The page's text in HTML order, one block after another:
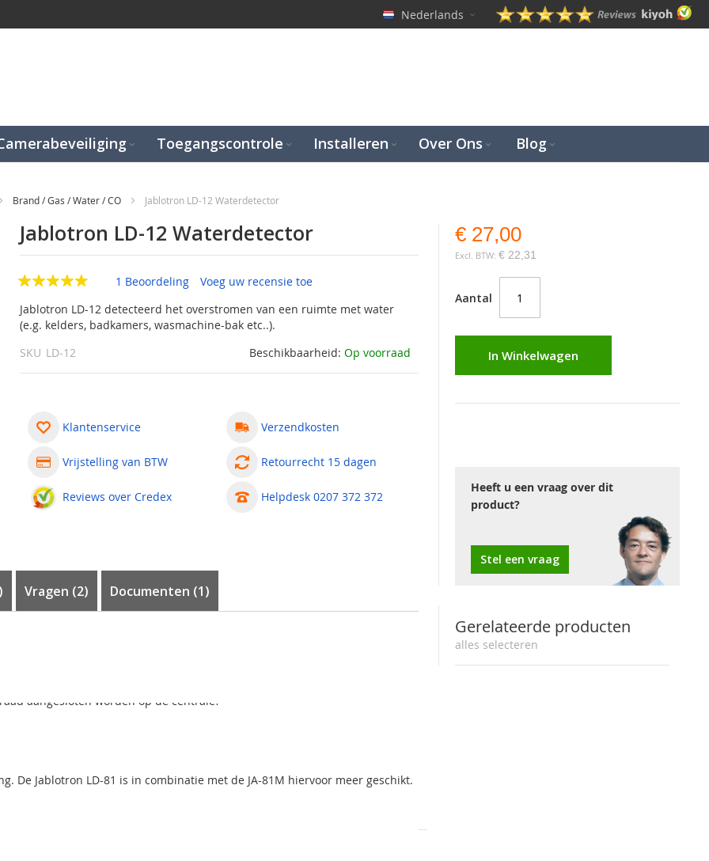
Nederlands
Toegangscontrole Installeren Over Ons Blog
Brand / Gas / Water / CO Jablotron LD-12 Waterdetector
Jablotron LD-12 Waterdetector
1 Beoordeling
Voeg uw recensie toe
Jablotron LD-12 detecteerd het overstromen van een ruimte met water
(e.g. kelders, badkamers, wasmachine-bak etc..).
Beschikbaarheid: Op voorraad
SKU LD-12
Klantenservice
Vrijstelling van BTW
Reviews over Credex
Verzendkosten
Retourrecht 15 dagen
Helpdesk 0207 372 372
€ 27,00
€ 22,31
Aantal
In Winkelwagen
Heeft u een vraag over dit
product?
Stel een vraag
bathrooms). This information is sent to an alarm system for alert message
terminals of alarm systems.
During use, if electrodes are connected by water (e.g. by a water flood), the
from GND. If the connection stops (no water), the blue wire is
Vragen 2
aangesloten worden op de centrale?
De Jablotron LD-81 is in combinatie met de JA-81M hiervoor meer geschikt.
Documenten (1)
Gerelateerde producten
alles selecteren